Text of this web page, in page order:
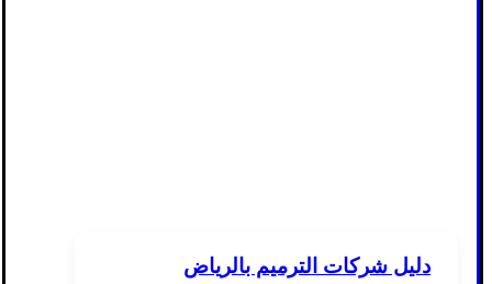
دليل شركات الترميم بالرياض